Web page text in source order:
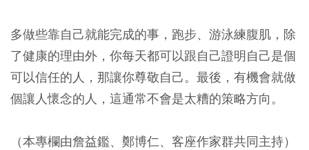
多做些靠自己就能完成的事，跑步、游泳練腹肌，除
了健康的理由外，你每天都可以跟自己證明自己是個
可以信任的人，那讓你尊敬自己。最後，有機會就做
個讓人懷念的人，這通常不會是太糟的策略方向。
（本專欄由詹益鑑、鄭博仁、客座作家群共同主持）